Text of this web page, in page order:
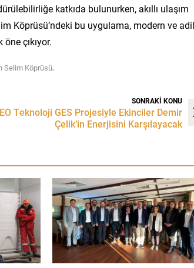
katkıda bulunurken, akıllı ulaşım
Köprüsü’ndeki bu uygulama, modern ve adil
çıkıyor.
Selim Köprüsü,
SONRAKİ KONU
Teknoloji GES Projesiyle Ekinciler Demir
Çelik’in Enerjisini Karşılayacak